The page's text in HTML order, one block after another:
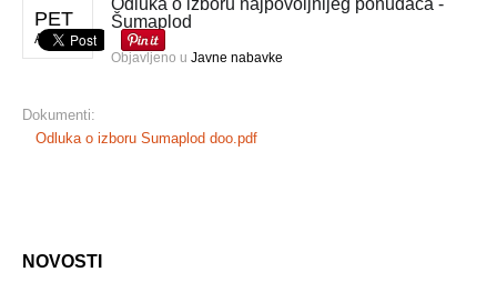
PET
APR 19
Odluka o izboru najpovoljnijeg ponuđača -
Šumaplod
Objavljeno u Javne nabavke
Dokumenti:
Odluka o izboru Sumaplod doo.pdf
NOVOSTI